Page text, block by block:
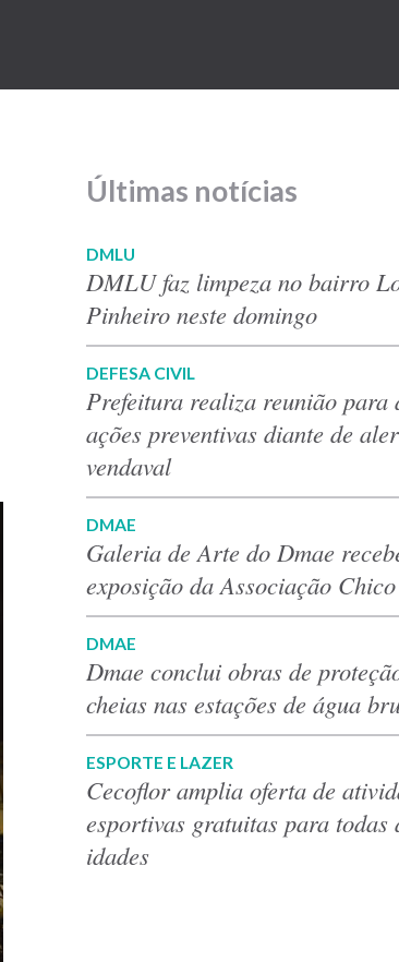
Últimas notícias
DMLU
DMLU faz limpeza no bairro
Pinheiro neste domingo
DEFESA CIVIL
Prefeitura realiza reunião para
ações preventivas diante de
vendaval
DMAE
Galeria de Arte do Dmae
exposição da Associação
DMAE
Dmae conclui obras de
cheias nas estações de água
ESPORTE E LAZER
Cecoflor amplia oferta de
esportivas gratuitas para todas
idades